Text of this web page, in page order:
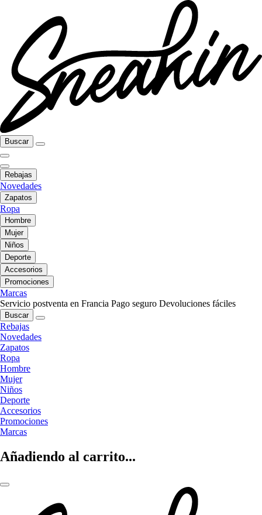
Buscar
Rebajas
Novedades
Zapatos
Ropa
Hombre
Mujer
Niños
Deporte
Accesorios
Promociones
Marcas
Servicio postventa en Francia Pago seguro Devoluciones fáciles
Buscar
Rebajas
Novedades
Zapatos
Ropa
Hombre
Mujer
Niños
Deporte
Accesorios
Promociones
Marcas
Añadiendo al carrito...